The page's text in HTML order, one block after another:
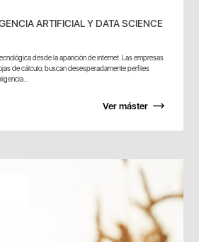
ARTIFICIAL Y DATA SCIENCE
desde la aparición de internet. Las empresas
de cálculo; buscan desesperadamente perfiles
Ver máster